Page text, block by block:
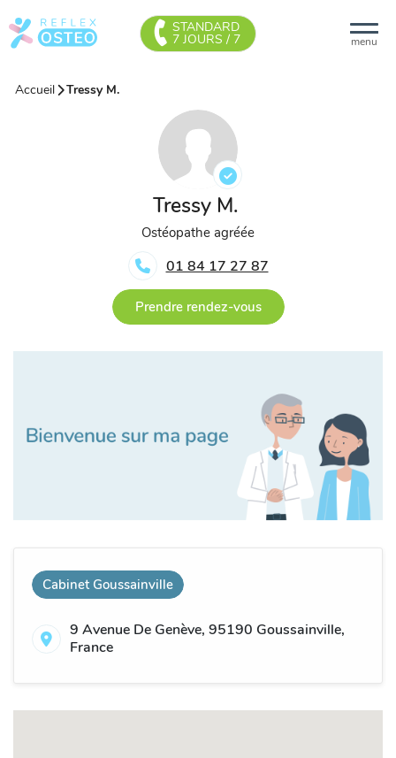
menu
STANDARD
7 JOURS / 7
Accueil Tressy M.
Tressy M.
Ostéopathe agréée
01 84 17 27 87
Prendre rendez-vous
Cabinet Goussainville
9 Avenue De Genève, 95190 Goussainville,
France